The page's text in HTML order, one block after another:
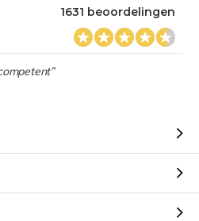
1631 beoordelingen